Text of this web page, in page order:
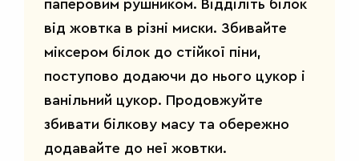
паперовим рушником. Відділіть білок
від жовтка в різні миски. Збивайте
міксером білок до стійкої піни,
поступово додаючи до нього цукор і
ванільний цукор. Продовжуйте
збивати білкову масу та обережно
додавайте до неї жовтки.